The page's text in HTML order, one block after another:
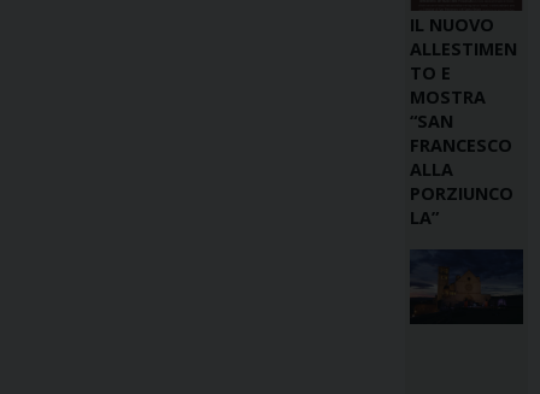
IL NUOVO
ALLESTIMEN
TO E
MOSTRA
“SAN
FRANCESCO
ALLA
PORZIUNCO
LA”